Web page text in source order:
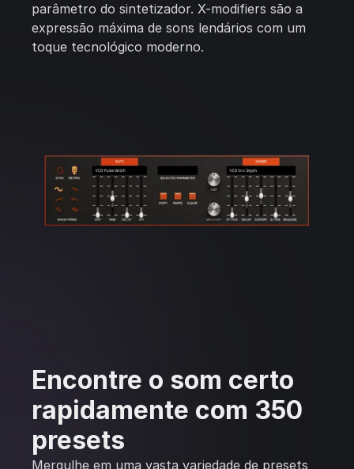
parâmetro do sintetizador. X-modifiers são a
expressão máxima de sons lendários com um
toque tecnológico moderno.
Encontre o som certo
rapidamente com 350
presets
Mergulhe em uma vasta variedade de presets